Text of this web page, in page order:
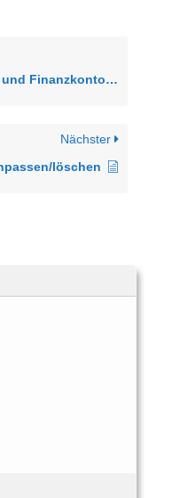
in das neue Buchhaltungsjahr
Nächster
löschen